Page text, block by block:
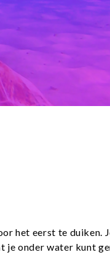
het eerst te duiken.
onder water kunt